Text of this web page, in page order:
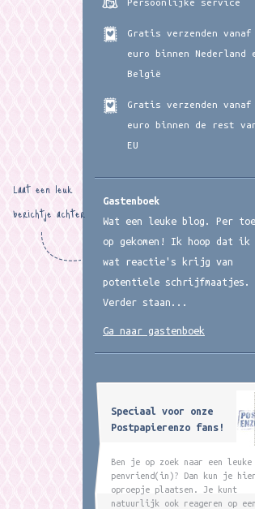
Gratis verzenden vanaf
euro binnen Nederland
België
Gratis verzenden vanaf
euro binnen de rest
EU
Gastenboek
Wat een leuke blog. Per
op gekomen! Ik hoop dat ik
wat reactie's krijg van
potentiele schrijfmaatjes.
Verder staan...
Laat een leuk
berichtje achter
Ga naar gastenboek
Speciaal voor onze
Postpapierenzo fans!
Ben je op zoek naar een leuke
penvriend(in)? Dan kun je
oproepje plaatsen. Je kunt
natuurlijk ook reageren op een